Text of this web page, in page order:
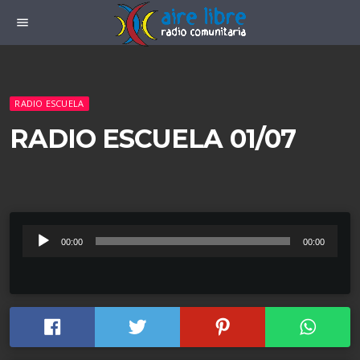
menu
RADIO ESCUELA
RADIO ESCUELA 01/07
r
00:00 00:00